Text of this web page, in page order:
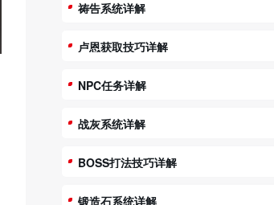
祷告系统详解
卢恩获取技巧详解
NPC任务详解
战灰系统详解
BOSS打法技巧详解
锻造石系统详解